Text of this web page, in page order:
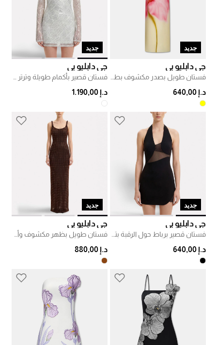
جديد
جي دابليو بي
د.إ 640,00
جديد
جي دابليو بي
د.إ 1.190,00
جديد
جي دابليو بي
د.إ 640,00
جديد
جي دابليو بي
د.إ 880,00